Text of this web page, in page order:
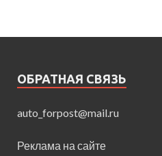
ОБРАТНАЯ СВЯЗЬ
auto_forpost@mail.ru
Реклама на сайте